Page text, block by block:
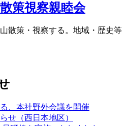
策視察親睦会
散策・視察する。地域・歴史等
、本社野外会議を開催
せ（西日本地区）